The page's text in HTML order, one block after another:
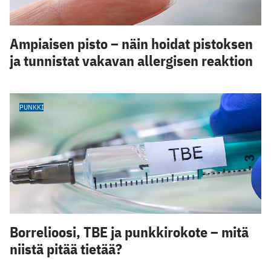
Ampiaisen pisto – näin hoidat pistoksen
ja tunnistat vakavan allergisen reaktion
PUNKKI
Borrelioosi, TBE ja punkkirokote – mitä
niistä pitää tietää?